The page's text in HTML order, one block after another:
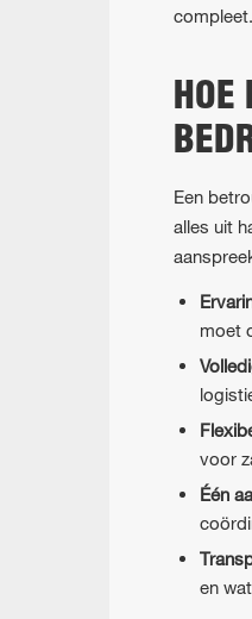
compleet.
HOE
Een
alles uit
moet
voor
Één
en